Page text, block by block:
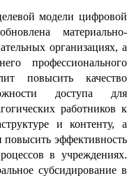
модели цифровой
материально-
организациях, а
профессионального
повысить качество
доступа для
работников к
и контенту, а
повысить эффективность
в учреждениях.
субсидирование в